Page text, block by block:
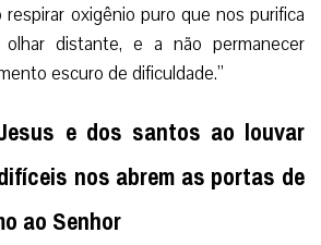
respirar oxigênio puro que nos purifica
distante, e a não permanecer
escuro de dificuldade.”
e dos santos ao louvar
nos abrem as portas de
ao Senhor